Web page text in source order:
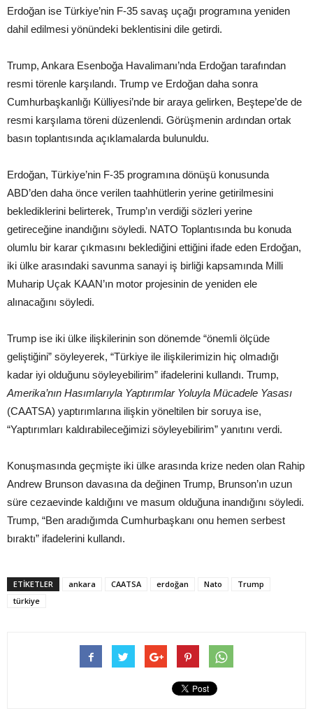
Erdoğan ise Türkiye’nin F-35 savaş uçağı programına yeniden
dahil edilmesi yönündeki beklentisini dile getirdi.
Trump, Ankara Esenboğa Havalimanı’nda Erdoğan tarafından
resmi törenle karşılandı. Trump ve Erdoğan daha sonra
Cumhurbaşkanlığı Külliyesi’nde bir araya gelirken, Beştepe’de de
resmi karşılama töreni düzenlendi. Görüşmenin ardından ortak
basın toplantısında açıklamalarda bulunuldu.
Erdoğan, Türkiye’nin F-35 programına dönüşü konusunda
ABD’den daha önce verilen taahhütlerin yerine getirilmesini
beklediklerini belirterek, Trump’ın verdiği sözleri yerine
getireceğine inandığını söyledi. NATO Toplantısında bu konuda
olumlu bir karar çıkmasını beklediğini ettiğini ifade eden Erdoğan,
iki ülke arasındaki savunma sanayi iş birliği kapsamında Milli
Muharip Uçak KAAN’ın motor projesinin de yeniden ele
alınacağını söyledi.
Trump ise iki ülke ilişkilerinin son dönemde “önemli ölçüde
geliştiğini” söyleyerek, “Türkiye ile ilişkilerimizin hiç olmadığı
kadar iyi olduğunu söyleyebilirim” ifadelerini kullandı. Trump,
Amerika’nın Hasımlarıyla Yaptırımlar Yoluyla Mücadele Yasası
(CAATSA) yaptırımlarına ilişkin yöneltilen bir soruya ise,
“Yaptırımları kaldırabileceğimizi söyleyebilirim” yanıtını verdi.
Konuşmasında geçmişte iki ülke arasında krize neden olan Rahip
Andrew Brunson davasına da değinen Trump, Brunson’ın uzun
süre cezaevinde kaldığını ve masum olduğuna inandığını söyledi.
Trump, “Ben aradığımda Cumhurbaşkanı onu hemen serbest
bıraktı” ifadelerini kullandı.
ETIKETLER ankara CAATSA erdoğan Nato
Trump
türkiye